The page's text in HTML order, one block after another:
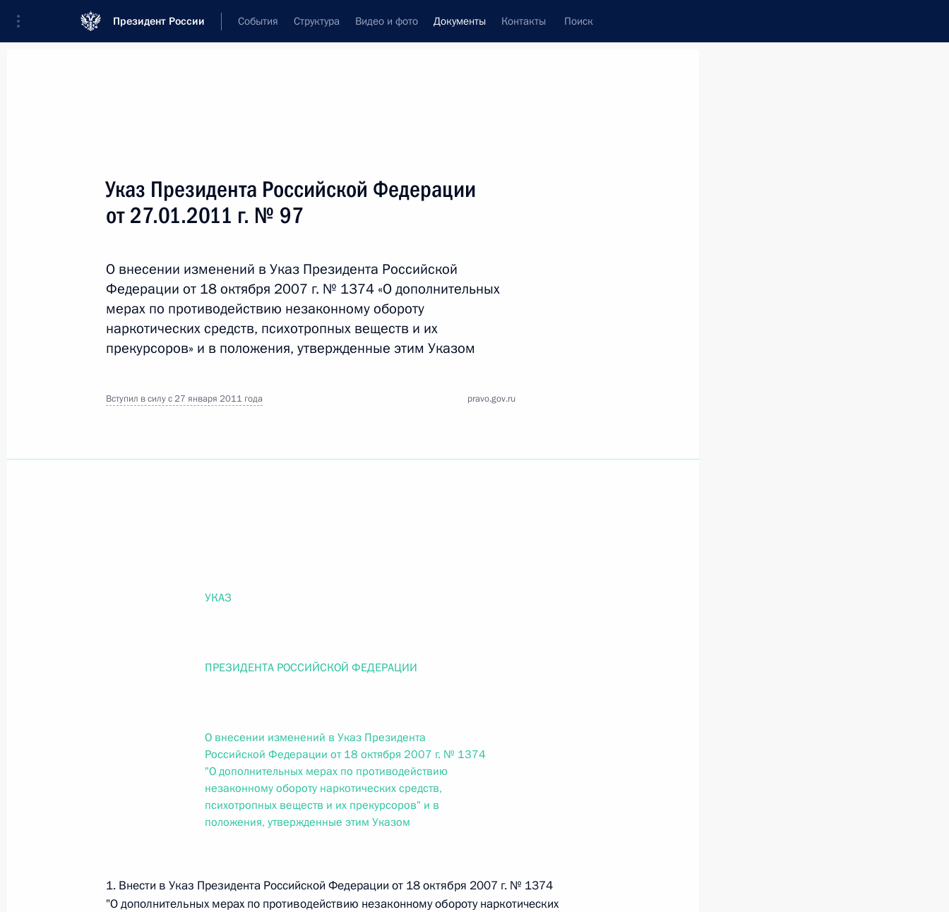
Президент России События Структура Видео и фото Документы Контакты Поиск
Текст в документе
Все
Дата вступления в силу...
Федеральный закон от 26.07.2026 г. № 256-ФЗ
О внесении изменений в Федеральный закон «О присяжных заседателях федеральных судов общей
юрисдикции в Российской Федерации»
О внесении изменений в статью 12 Федерального закона «О государственной регистрации
недвижимости»
Указ Президента Российской Федерации
от 27.01.2011 г. № 97
О внесении изменений в Указ Президента Российской
Федерации от 18 октября 2007 г. № 1374 «О дополнительных
мерах по противодействию незаконному обороту
наркотических средств, психотропных веществ и их
прекурсоров» и в положения, утвержденные этим Указом
Вступил в силу с 27 января 2011 года pravo.gov.ru
УКАЗ
ПРЕЗИДЕНТА РОССИЙСКОЙ ФЕДЕРАЦИИ
О внесении изменений в Указ Президента
Российской Федерации от 18 октября 2007 г. № 1374
"О дополнительных мерах по противодействию
незаконному обороту наркотических средств,
психотропных веществ и их прекурсоров" и в
положения, утвержденные этим Указом
1. Внести в Указ Президента Российской Федерации от 18 октября 2007 г. № 1374
"О дополнительных мерах по противодействию незаконному обороту наркотических